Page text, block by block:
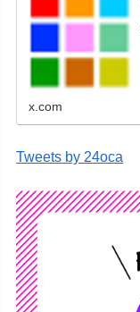
x.com
Tweets by 24oca